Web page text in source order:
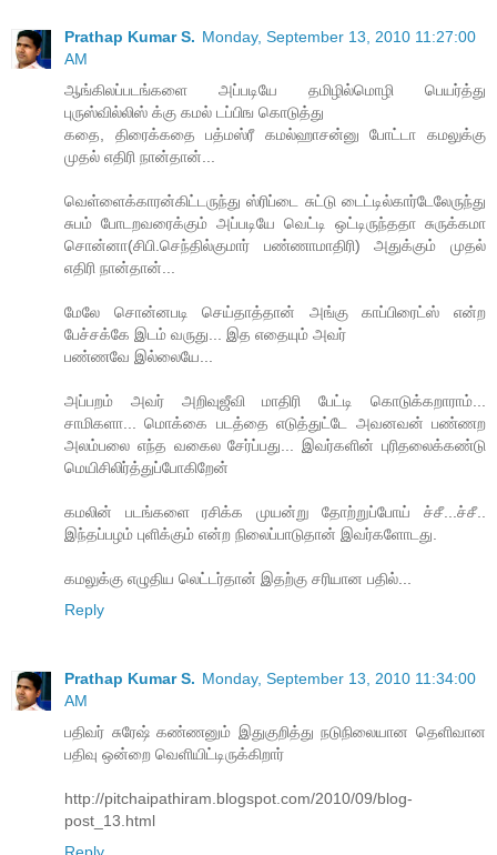
Prathap Kumar S. Monday, September 13, 2010 11:27:00
AM
ஆங்கிலப்படங்களை அப்படியே தமிழில்மொழி பெயர்த்து
புருஸ்வில்லிஸ் க்கு கமல் டப்பிங கொடுத்து
கதை, திரைக்கதை பத்மஸ்ரீ கமல்ஹாசன்னு போட்டா கமலுக்கு
முதல் எதிரி நான்தான்...
வெள்ளைக்காரன்கிட்டருந்து ஸ்ரிப்டை சுட்டு டைட்டில்கார்டேலேருந்து
சுபம் போடறவரைக்கும் அப்படியே வெட்டி ஒட்டிருந்ததா சுருக்கமா
சொன்னா(சிபி.செந்தில்குமார் பண்ணாமாதிரி) அதுக்கும் முதல்
எதிரி நான்தான்...
மேலே சொன்னபடி செய்தாத்தான் அங்கு காப்பிரைட்ஸ் என்ற
பேச்சக்கே இடம் வருது... இத எதையும் அவர்
பண்ணவே இல்லையே...
அப்பறம் அவர் அறிவுஜீவி மாதிரி பேட்டி கொடுக்கறாராம்...
சாமிகளா... மொக்கை படத்தை எடுத்துட்டே அவனவன் பண்ணற
அலம்பலை எந்த வகைல சேர்ப்பது... இவர்களின் புரிதலைக்கண்டு
மெயிசிலிர்த்துப்போகிறேன்
கமலின் படங்களை ரசிக்க முயன்று தோற்றுப்போய் ச்சீ...ச்சீ..
இந்தப்பழம் புளிக்கும் என்ற நிலைப்பாடுதான் இவர்களோடது.
கமலுக்கு எழுதிய லெட்டர்தான் இதற்கு சரியான பதில்...
Reply
Prathap Kumar S. Monday, September 13, 2010 11:34:00
AM
பதிவர் சுரேஷ் கண்ணனும் இதுகுறித்து நடுநிலையான தெளிவான
பதிவு ஒன்றை வெளியிட்டிருக்கிறார்
http://pitchaipathiram.blogspot.com/2010/09/blog-
post_13.html